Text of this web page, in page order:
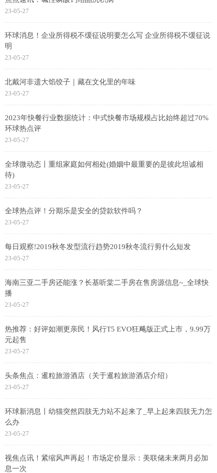
23-05-27
环球消息！企业所得税不缓征说明要怎么写 企业所得税不缓征说
明
23-05-27
北戴河非遗大馅饺子｜藏在文化里的年味
23-05-27
2023年快餐行业数据统计：中式快餐市场规模占比始终超过70%
环球热点评
23-05-27
全球微动态丨重组家庭如何相处(婚姻中最重要的是彼此坦诚相
待)
23-05-27
全球热点评！分期乐是安全的贷款软件吗？
23-05-27
每日观察!2019秋冬发型流行趋势2019秋冬流行剪什么短发
23-05-27
海南三亚二手房还能涨？长基听棠二手房在售房源信息~_全球快
播
23-05-27
热推荐：好评如潮更亲民！风行T5 EVO狂飚版正式上市，9.99万
元起售
23-05-27
头条焦点：暹粒旅游酒店（关于暹粒旅游酒店介绍）
23-05-27
环球新消息丨幼猫突然四肢无力站不起来了_早上起来四肢无力怎
么办
23-05-27
视焦点讯！紧缩风声再起！市场定价显示：美联储未来两月必加
息一次